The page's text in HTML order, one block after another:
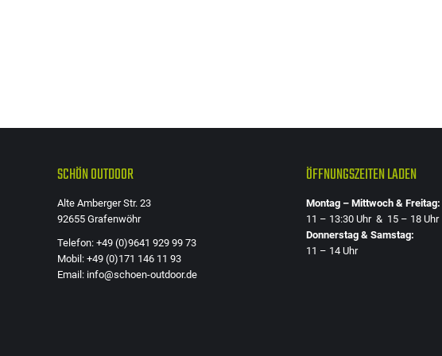
SCHÖN OUTDOOR
Alte Amberger Str. 23
92655 Grafenwöhr
Telefon: +49 (0)9641 929 99 73
Mobil: +49 (0)171 146 11 93
Email: info@schoen-outdoor.de
ÖFFNUNGSZEITEN LADEN
Montag – Mittwoch & Freitag:
11 – 13:30 Uhr & 15 – 18 Uhr
Donnerstag & Samstag:
11 – 14 Uhr